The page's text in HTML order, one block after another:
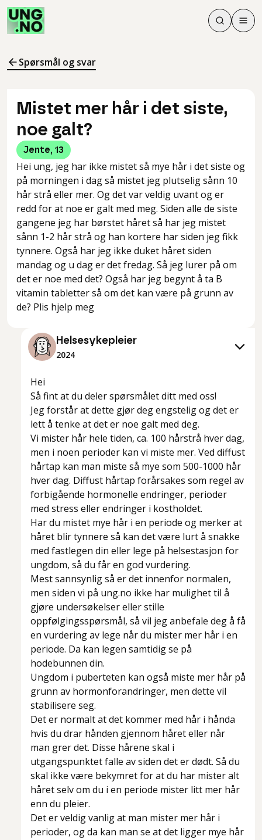
Søk
Søk
Meny
Spørsmål og svar
Mistet mer hår i det siste,
noe galt?
Jente, 13
Hei ung, jeg har ikke mistet så mye hår i det siste og
på morningen i dag så mistet jeg plutselig sånn 10
hår strå eller mer. Og det var veldig uvant og er
redd for at noe er galt med meg. Siden alle de siste
gangene jeg har børstet håret så har jeg mistet
sånn 1-2 hår strå og han kortere har siden jeg fikk
tynnere. Også har jeg ikke duket håret siden
mandag og u dag er det fredag. Så jeg lurer på om
det er noe med det? Også har jeg begynt å ta B
vitamin tabletter så om det kan være på grunn av
de? Plis hjelp meg
Helsesykepleier
2024
Hei
Så fint at du deler spørsmålet ditt med oss!
Jeg forstår at dette gjør deg engstelig og det er
lett å tenke at det er noe galt med deg.
Vi mister hår hele tiden, ca. 100 hårstrå hver dag,
men i noen perioder kan vi miste mer. Ved diffust
hårtap kan man miste så mye som 500-1000 hår
hver dag. Diffust hårtap forårsakes som regel av
forbigående hormonelle endringer, perioder
med stress eller endringer i kostholdet.
Har du mistet mye hår i en periode og merker at
håret blir tynnere så kan det være lurt å snakke
med fastlegen din eller lege på helsestasjon for
ungdom, så du får en god vurdering.
Mest sannsynlig så er det innenfor normalen,
men siden vi på ung.no ikke har mulighet til å
gjøre undersøkelser eller stille
oppfølgingsspørsmål, så vil jeg anbefale deg å få
en vurdering av lege når du mister mer hår i en
periode. Da kan legen samtidig se på
hodebunnen din.
Ungdom i puberteten kan også miste mer hår på
grunn av hormonforandringer, men dette vil
stabilisere seg.
Det er normalt at det kommer med hår i hånda
hvis du drar hånden gjennom håret eller når
man grer det. Disse hårene skal i
utgangspunktet falle av siden det er dødt. Så du
skal ikke være bekymret for at du har mister alt
håret selv om du i en periode mister litt mer hår
enn du pleier.
Det er veldig vanlig at man mister mer hår i
perioder, og da kan man se at det ligger mye hår